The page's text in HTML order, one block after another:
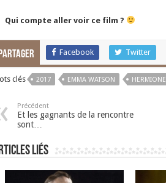
Qui compte aller voir ce film ?
Facebook Twitter
clés 2017 EMMA WATSON HERMIONE
Précédent
Et les gagnants de la rencontre
sont…
liés